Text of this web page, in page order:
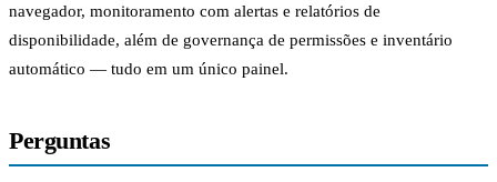
navegador, monitoramento com alertas e relatórios de
disponibilidade, além de governança de permissões e inventário
automático — tudo em um único painel.
Perguntas